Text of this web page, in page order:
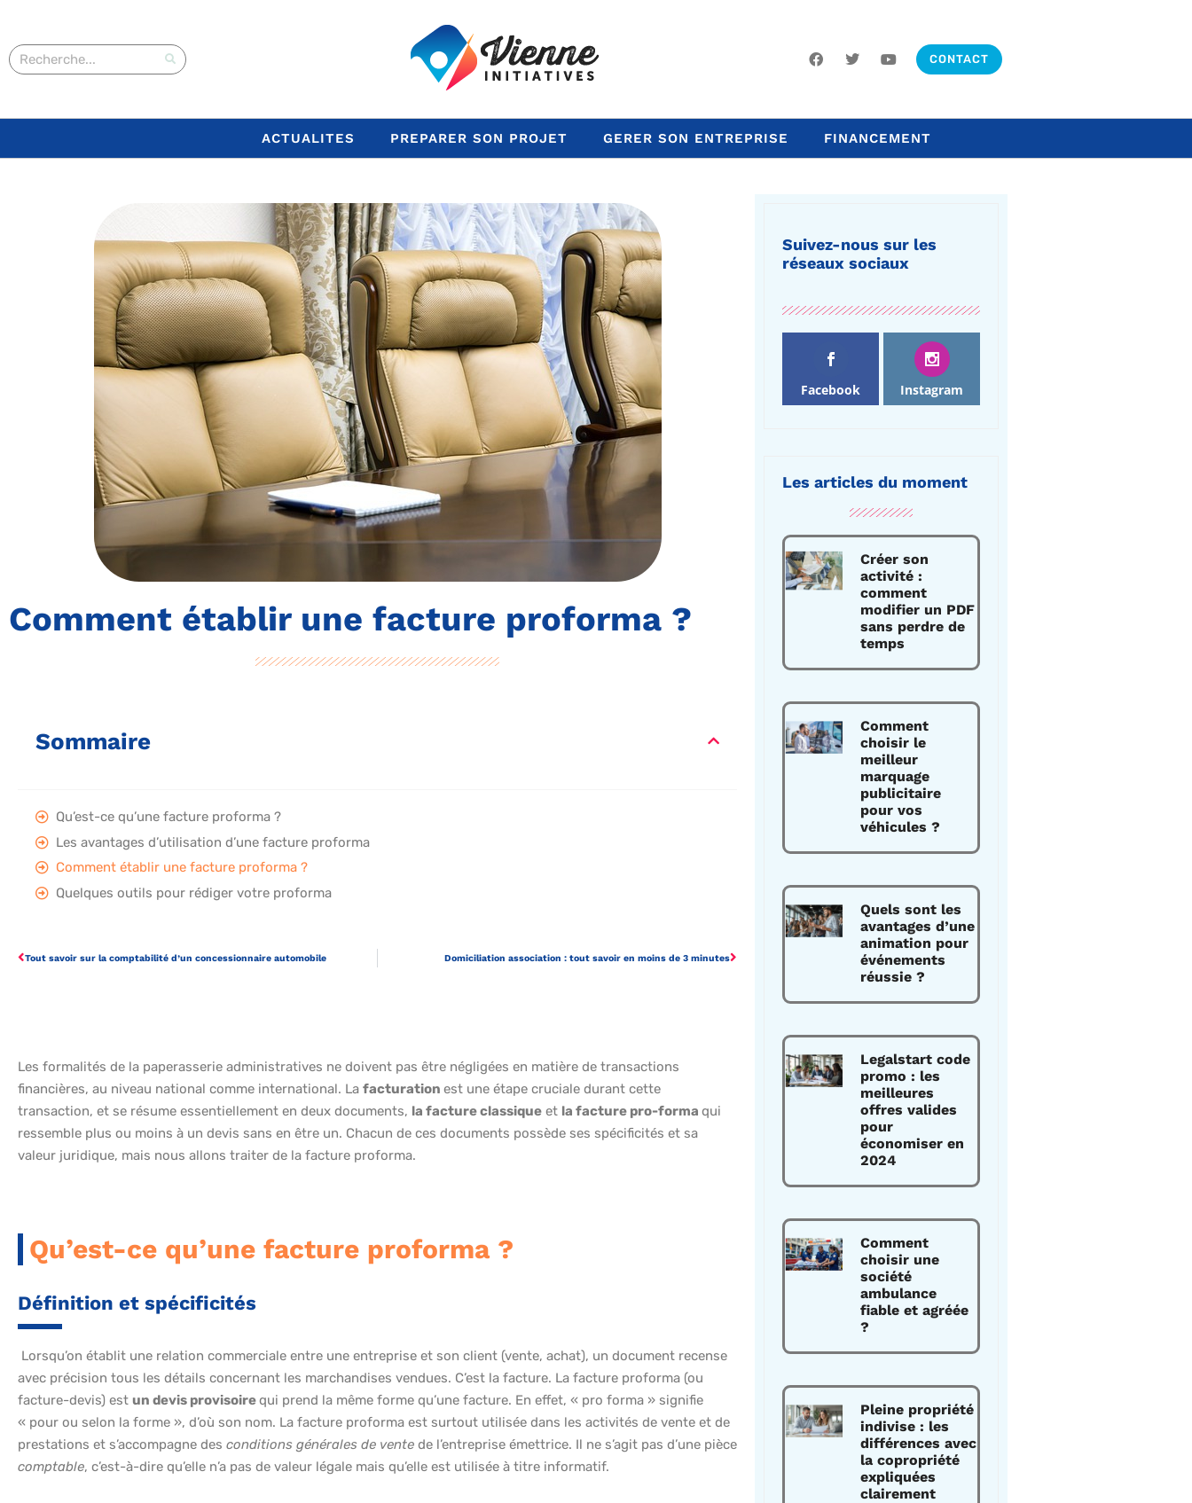
CONTACT
ACTUALITES PREPARER SON PROJET GERER SON ENTREPRISE FINANCEMENT
Comment établir une facture proforma ?
Sommaire
Qu’est-ce qu’une facture proforma ?
Les avantages d’utilisation d’une facture proforma
Comment établir une facture proforma ?
Quelques outils pour rédiger votre proforma
Tout savoir sur la comptabilité d’un concessionnaire automobile Domiciliation association : tout savoir en moins de 3 minutes
Les formalités de la paperasserie administratives ne doivent pas être négligées en matière de transactions
financières, au niveau national comme international. La facturation est une étape cruciale durant cette
transaction, et se résume essentiellement en deux documents, la facture classique et la facture pro-forma qui
ressemble plus ou moins à un devis sans en être un. Chacun de ces documents possède ses spécificités et sa
valeur juridique, mais nous allons traiter de la facture proforma.
Qu’est-ce qu’une facture proforma ?
Définition et spécificités
Lorsqu’on établit une relation commerciale entre une entreprise et son client (vente, achat), un document recense
avec précision tous les détails concernant les marchandises vendues. C’est la facture. La facture proforma (ou
facture-devis) est un devis provisoirequi prend la même forme qu’une facture. En effet, « pro forma » signifie
« pour ou selon la forme », d’où son nom. La facture proforma est surtout utilisée dans les activités de vente et de
prestations et s’accompagne des conditions générales de vente de l’entreprise émettrice. Il ne s’agit pas d’une pièce
comptable, c’est-à-dire qu’elle n’a pas de valeur légale mais qu’elle est utilisée à titre informatif.
Suivez-nous sur les
réseaux sociaux
Facebook Instagram
Les articles du moment
Créer son
activité :
comment
modifier un PDF
sans perdre de
temps
Comment
choisir le
meilleur
marquage
publicitaire
pour vos
véhicules ?
Quels sont les
avantages d’une
animation pour
événements
réussie ?
Legalstart code
promo : les
meilleures
offres valides
pour
économiser en
2024
Comment
choisir une
société
ambulance
fiable et agréée
?
Pleine propriété
indivise : les
différences avec
la copropriété
expliquées
clairement